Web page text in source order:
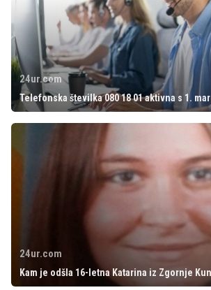
24ur.com
Telefonska številka 080 18 01 aktivna s 1.
24ur.com
Kam je odšla 16-letna Katarina iz Zgornje